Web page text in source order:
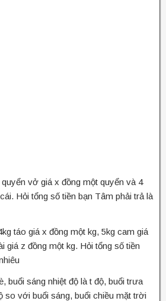
vở giá x đồng một quyển và 4
Hỏi tổng số tiền bạn Tâm phải trả là
táo giá x đồng một kg, 5kg cam giá
giá z đồng một kg. Hỏi tổng số tiền
buổi sáng nhiệt độ là t độ, buổi trưa
so với buổi sáng, buổi chiều mặt trời